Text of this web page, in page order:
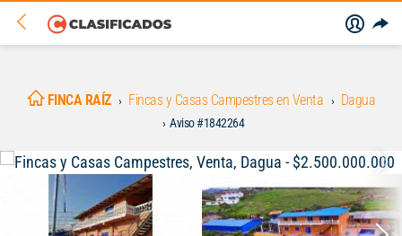
FINCA RAÍZ Fincas y Casas Campestres en Venta Dagua
Aviso #1842264